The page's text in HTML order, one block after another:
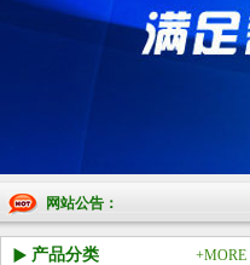
网站公告：
+MORE
产品分类